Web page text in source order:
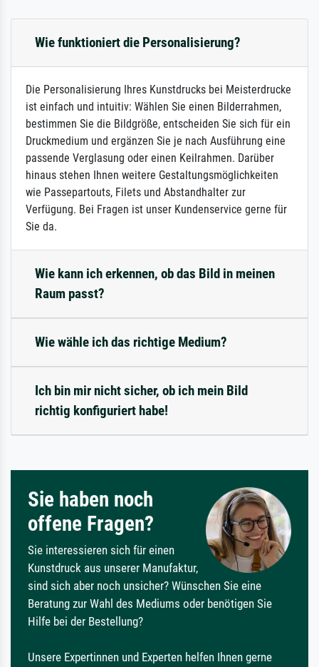
Wie funktioniert die Personalisierung?
Die Personalisierung Ihres Kunstdrucks bei Meisterdrucke
ist einfach und intuitiv: Wählen Sie einen Bilderrahmen,
bestimmen Sie die Bildgröße, entscheiden Sie sich für ein
Druckmedium und ergänzen Sie je nach Ausführung eine
passende Verglasung oder einen Keilrahmen. Darüber
hinaus stehen Ihnen weitere Gestaltungsmöglichkeiten
wie Passepartouts, Filets und Abstandhalter zur
Verfügung. Bei Fragen ist unser Kundenservice gerne für
Sie da.
Wie kann ich erkennen, ob das Bild in meinen
Raum passt?
Wie wähle ich das richtige Medium?
Ich bin mir nicht sicher, ob ich mein Bild
richtig konfiguriert habe!
Sie haben noch
offene Fragen?
Sie interessieren sich für einen
Kunstdruck aus unserer Manufaktur,
sind sich aber noch unsicher? Wünschen Sie eine
Beratung zur Wahl des Mediums oder benötigen Sie
Hilfe bei der Bestellung?
Unsere Expertinnen und Experten helfen Ihnen gerne